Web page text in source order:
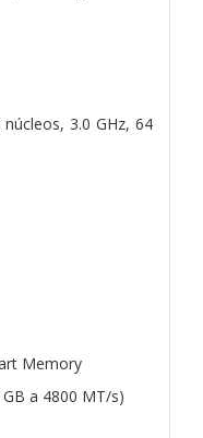
3.0 GHz, 64
Memory
a 4800 MT/s)